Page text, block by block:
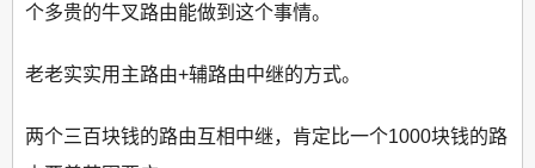
个多贵的牛叉路由能做到这个事情。
老老实实用主路由+辅路由中继的方式。
两个三百块钱的路由互相中继，肯定比一个1000块钱的路